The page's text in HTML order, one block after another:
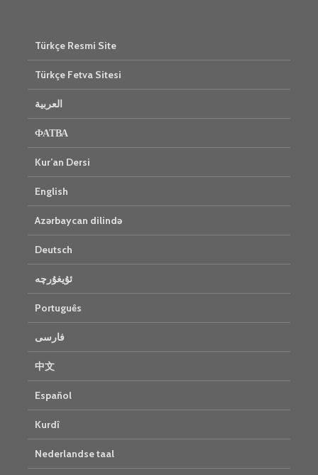
Türkçe Resmi Site
Türkçe Fetva Sitesi
العربية
ФАТВА
Kur’an Dersi
English
Azərbaycan dilində
Deutsch
ئۇيغۇرچە
Português
فارسی
中文
Español
Kurdî
Nederlandse taal